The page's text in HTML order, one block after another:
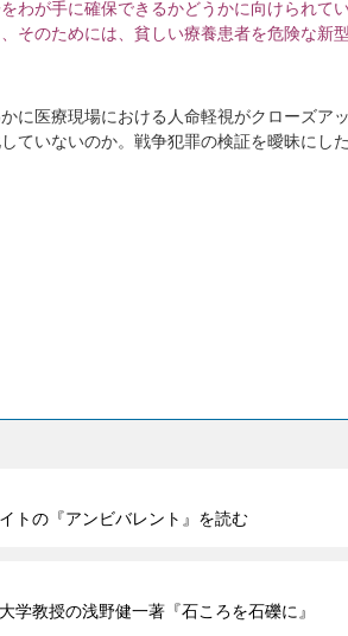
わが手に確保できるかどうかに向けられて
そのためには、貧しい療養患者を危険な新
に医療現場における人命軽視がクローズア
ていないのか。戦争犯罪の検証を曖昧にし
トの『アンビバレント』を読む
学教授の浅野健一著『石ころを石礫に』